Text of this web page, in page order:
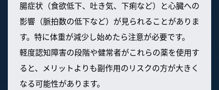
腸症状（食欲低下、吐き気、下痢など）と心臓への
影響（脈拍数の低下など）が見られることがありま
す。特に体重が減少し始めたら注意が必要です。
軽度認知障害の段階や健常者がこれらの薬を使用す
ると、メリットよりも副作用のリスクの方が大きく
なる可能性があります。